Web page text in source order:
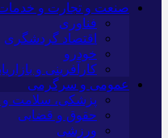
صنعت و تجارت و
فناوری
اقتصاد گردشگری
خودرو
کارآفرینی و
عمومی و سرگرمی
پزشکی، سلامت و
حقوق و قضایی
ورزشی